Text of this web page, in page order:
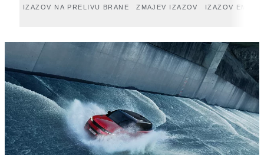
IZAZOV NA PRELIVU BRANE ZMAJEV IZAZOV IZAZOV